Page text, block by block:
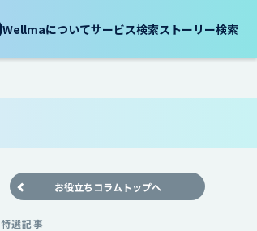
Wellmaについてサービス検索ストーリー検索
お役立ちコラムトップへ
特選記事